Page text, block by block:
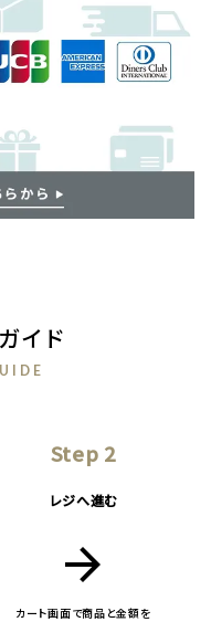
イド
Step 2
レジへ進む
arrow_forward
カート画面で商品と金額を